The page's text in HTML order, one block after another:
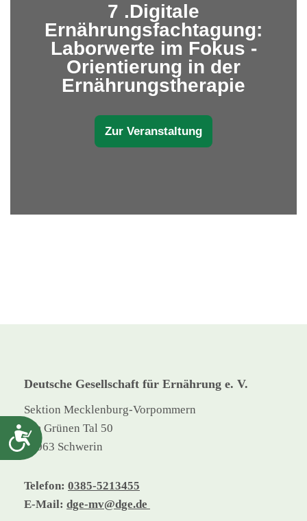
Barrierefreiheit
7 .Digitale
Ernährungsfachtagung:
Laborwerte im Fokus -
Orientierung in der
Ernährungstherapie
Zur Veranstaltung
Deutsche Gesellschaft für Ernährung e. V.
Sektion Mecklenburg-Vorpommern
Am Grünen Tal 50
19063 Schwerin
Telefon: 0385-5213455
E-Mail: dge-mv@dge.de